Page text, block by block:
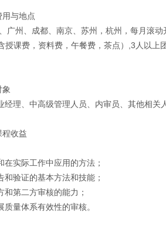
与地点
广州、成都、南京、苏州，杭州，每月滚动
授课费，资料费，午餐费，茶点）,3人以上
经理、中高级管理人员、内审员、其他相关
收益
实际工作中应用的方法；
验证的基本方法和技能；
第二方审核的能力；
量体系有效性的审核。